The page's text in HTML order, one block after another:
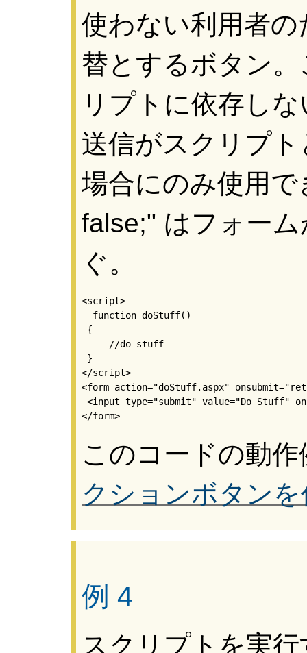
使わない利用者
替とするボタン
リプトに依存し
送信がスクリプ
場合にのみ使用
false;" はフォー
ぐ。
<script>
  function doStuff()
{
     //do stuff
}
</script>
<form action="doStuff.aspx"
<input type="submit" value="Do Stuff"
このコードの動
クションボタンを
例 4
スクリプトを実